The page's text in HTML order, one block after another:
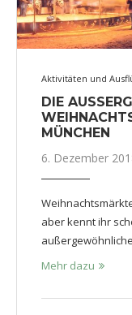
Aktivitäten und
DIE
MÜNCHEN
6. Dezember
aber kennt ihr
Mehr dazu